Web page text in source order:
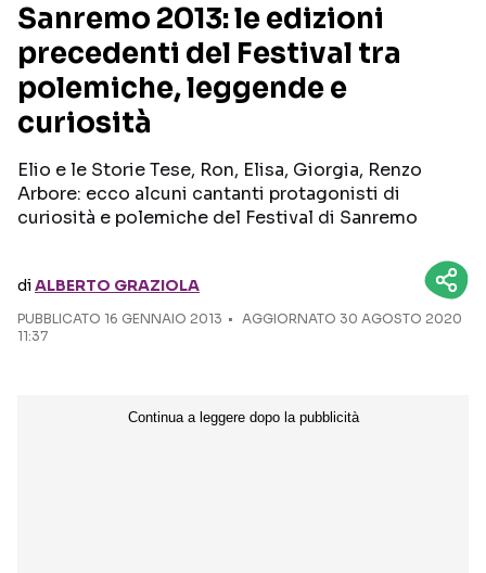
RECENSIONI MUSICALI
INTERVISTE
GOSSIP E CURIOSITÀ
TESTI CANZONI
TOUR ED EVENTI
TALENT SHOW
Sanremo 2013: le edizioni
precedenti del Festival tra
polemiche, leggende e
curiosità
Elio e le Storie Tese, Ron, Elisa, Giorgia, Renzo
Arbore: ecco alcuni cantanti protagonisti di
curiosità e polemiche del Festival di Sanremo
diALBERTO GRAZIOLA
PUBBLICATO 16 GENNAIO 2013
AGGIORNATO 30 AGOSTO 2020
11:37